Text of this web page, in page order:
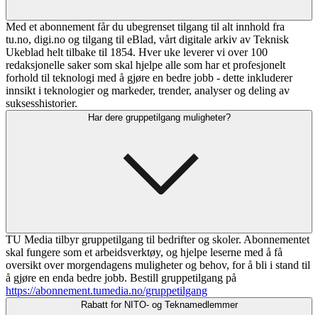
Med et abonnement får du ubegrenset tilgang til alt innhold fra
tu.no, digi.no og tilgang til eBlad, vårt digitale arkiv av Teknisk
Ukeblad helt tilbake til 1854. Hver uke leverer vi over 100
redaksjonelle saker som skal hjelpe alle som har et profesjonelt
forhold til teknologi med å gjøre en bedre jobb - dette inkluderer
innsikt i teknologier og markeder, trender, analyser og deling av
suksesshistorier.
Har dere gruppetilgang muligheter?
TU Media tilbyr gruppetilgang til bedrifter og skoler. Abonnementet
skal fungere som et arbeidsverktøy, og hjelpe leserne med å få
oversikt over morgendagens muligheter og behov, for å bli i stand til
å gjøre en enda bedre jobb. Bestill gruppetilgang på
https://abonnement.tumedia.no/gruppetilgang
Rabatt for NITO- og Teknamedlemmer